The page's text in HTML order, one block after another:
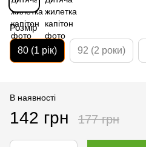
Розмір
80 (1 рік) 92 (2 роки)
В наявності
142 грн 177 грн